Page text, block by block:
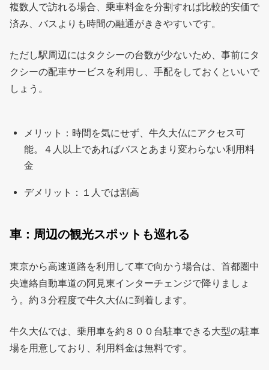
複数人で訪れる場合、乗車料金を分割すれば比較的安価で
済み、バスよりも時間の融通がききやすいです。
ただし駅周辺にはタクシーの台数が少ないため、事前にタ
クシーの配車サービスを利用し、手配をしておくといいで
しょう。
メリット：時間を気にせず、牛久大仏にアクセス可
能。４人以上であればバスとあまり変わらない利用料
金
デメリット：１人では割高
車：周辺の観光スポットも巡れる
東京から高速道路を利用して車で向かう場合は、首都圏中
央連絡自動車道の阿見東インターチェンジで降りましょ
う。約３分程度で牛久大仏に到着します。
牛久大仏では、乗用車を約８００台駐車できる大型の駐車
場を用意しており、利用料金は無料です。